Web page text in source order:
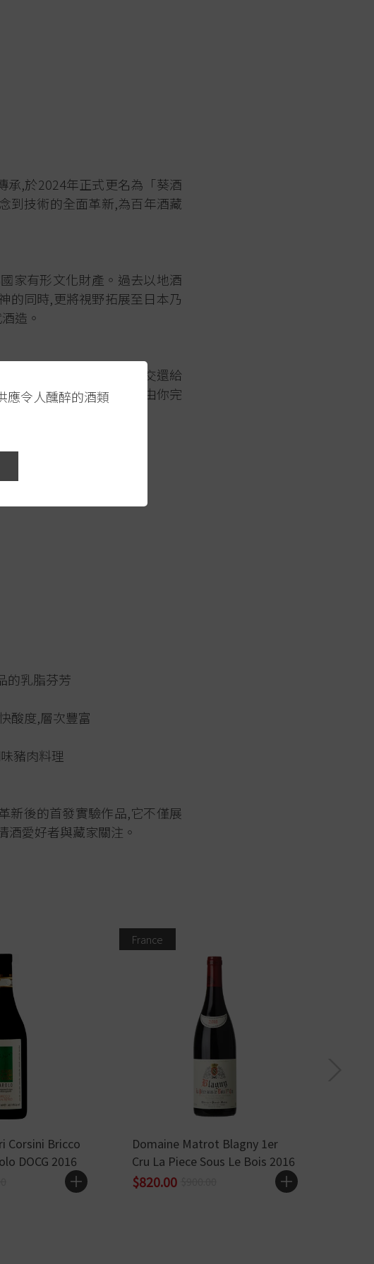
應令人醺醉的酒類
承,於2024年正式更名為「葵酒
到技術的全面革新,為百年酒藏
家有形文化財產。過去以地酒
的同時,更將視野拓展至日本乃
造。
味框架,將品飲的詮釋權交還給
體現「釀造未完成,品味由你完
米芯豐沛旨味
的乳脂芬芳
酸度,層次豐富
豬肉料理
新後的首發實驗作品,它不僅展
酒愛好者與藏家關注。
Corsini Bricco
DOCG 2016
France
Domaine Matrot Blagny 1er
Cru La Piece Sous Le Bois 2016
$820.00